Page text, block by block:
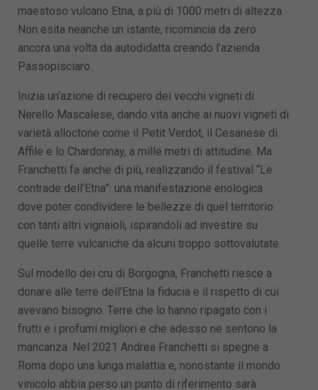
maestoso vulcano Etna, a più di 1000 metri di altezza.
Non esita neanche un istante, ricomincia da zero
ancora una volta da autodidatta creando l’azienda
Passopisciaro.
Inizia un’azione di recupero dei vecchi vigneti di
Nerello Mascalese, dando vita anche ai nuovi vigneti di
varietà alloctone come il Petit Verdot, il Cesanese di
Affile e lo Chardonnay, a mille metri di attitudine. Ma
Franchetti fa anche di più, realizzando il festival “Le
contrade dell’Etna”: una manifestazione enologica
dove poter condividere le bellezze di quel territorio
con tanti altri vignaioli, ispirandoli ad investire su
quelle terre vulcaniche da alcuni troppo sottovalutate.
Sul modello dei cru di Borgogna, Franchetti riesce a
donare alle terre dell’Etna la fiducia e il rispetto di cui
avevano bisogno. Terre che lo hanno ripagato con i
frutti e i profumi migliori e che adesso ne sentono la
mancanza. Nel 2021 Andrea Franchetti si spegne a
Roma dopo una lunga malattia e, nonostante il mondo
vinicolo abbia perso un punto di riferimento sarà